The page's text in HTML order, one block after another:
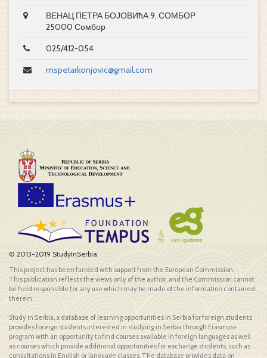
ВЕНАЦ ПЕТРА БОЈОВИћА 9, СОМБОР
25000 Сомбор
025/412-054
mspetarkonjovic@gmail.com
© 2013-2019 StudyInSerbia
This project has been funded with support from the European Commission.
This publication reflects the views only of the author, and the Commission cannot
be held responsible for any use which may be made of the information contained
therein.
Study in Serbia, a database of learning opportunities in Serbia for foreign students
provides foreign students interested in studying in Serbia through Erasmus+
program with an opportunity to find courses available in foreign languages as well
as courses which provide additional opportunities for exchange students, such as
consultations in English or language classes. The database provides data on